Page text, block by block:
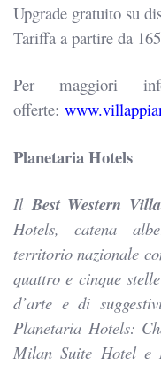
Upgrade gratuito su
Tariffa a partire da
Per maggiori
offerte:
Planetaria Hotels
IlBest Western
Hotels, catena
territorio nazionale
quattro e cinque
d’arte e di
Planetaria Hotels:
Milan Suite Hotel e